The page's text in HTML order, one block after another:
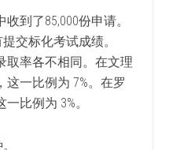
到了85,000份申请。
交标化考试成绩。
取率各不相同。在文理
一比例为 7%。在罗
比例为 3%。